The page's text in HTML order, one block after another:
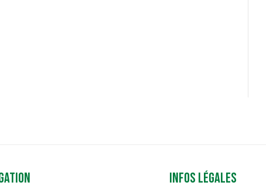
Infos légales